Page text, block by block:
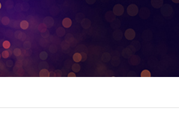
雷针卡
U字卡
吊卡
顶内胀螺栓